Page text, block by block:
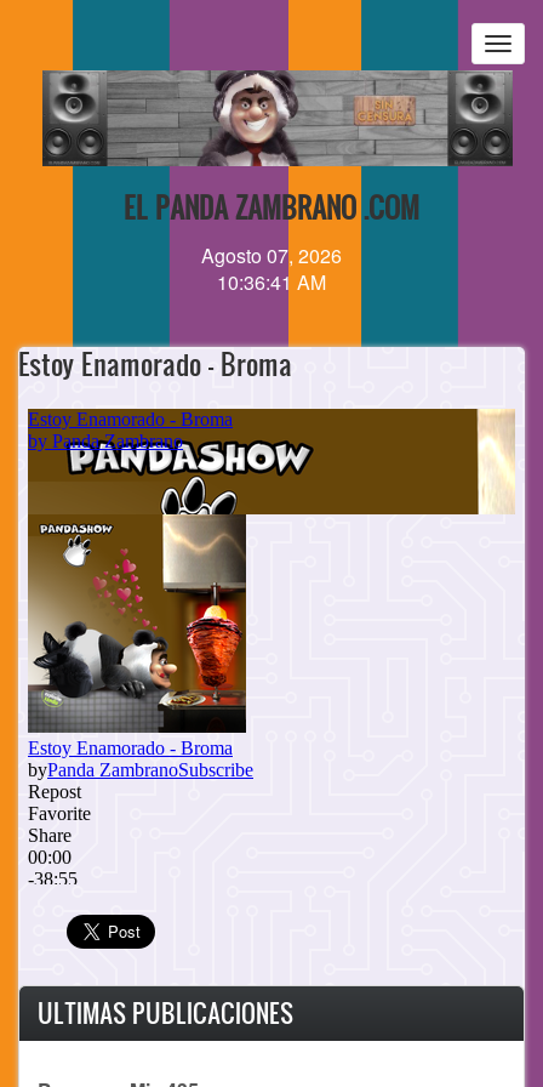
contenido
principal
EL PANDA ZAMBRANO .COM
Agosto 07, 2026
10:36:41 AM
Estoy Enamorado - Broma
ULTIMAS PUBLICACIONES